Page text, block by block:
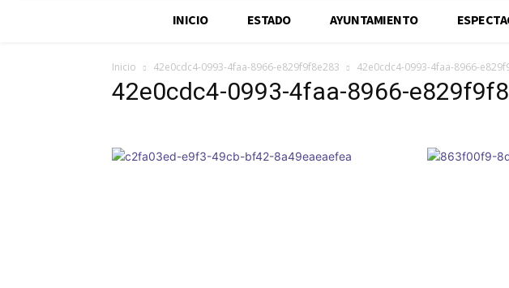
INICIO ESTADO AYUNTAMIENTO
Inicio 42e0cdc4-0993-4faa-8966-e829f9f8e283 42e0cdc4-0993-4faa-8966-
42e0cdc4-0993-4faa-8966-